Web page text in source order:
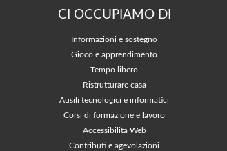
CI OCCUPIAMO DI
Informazioni e sostegno
Gioco e apprendimento
Tempo libero
Ristrutturare casa
Ausili tecnologici e informatici
Corsi di formazione e lavoro
Accessibilità Web
Contributi e agevolazioni